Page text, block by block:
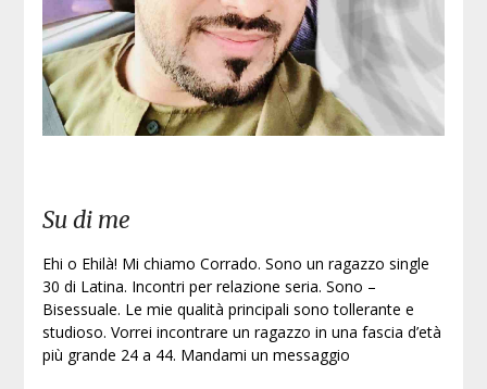
Su di me
Ehi o Ehilà! Mi chiamo Corrado. Sono un ragazzo single
30 di Latina. Incontri per relazione seria. Sono –
Bisessuale. Le mie qualità principali sono tollerante e
studioso. Vorrei incontrare un ragazzo in una fascia d’età
più grande 24 a 44. Mandami un messaggio